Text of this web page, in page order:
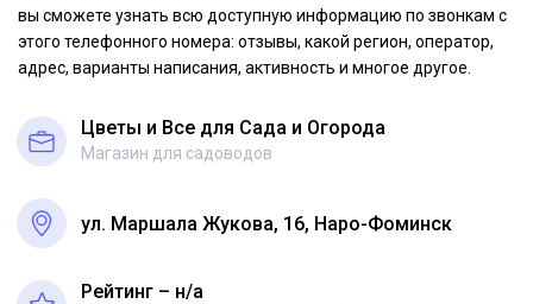
вы сможете узнать всю доступную информацию по звонкам с
этого телефонного номера: отзывы, какой регион, оператор,
адрес, варианты написания, активность и многое другое.
Цветы и Все для Сада и Огорода
Магазин для садоводов
ул. Маршала Жукова, 16, Наро-Фоминск
Рейтинг – н/a